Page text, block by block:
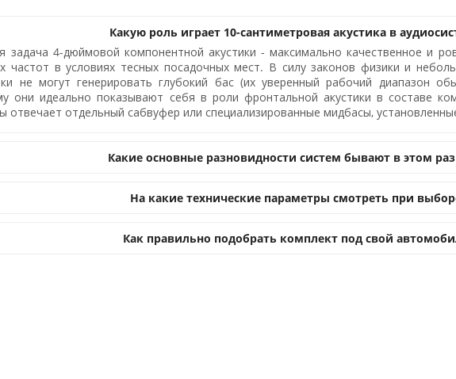
Какую роль играет 10-сантиметровая акустика в
задача 4-дюймовой компонентной акустики - максимально качественное и
частот в условиях тесных посадочных мест. В силу законов физики и
не могут генерировать глубокий бас (их уверенный рабочий диапазон
они идеально показывают себя в роли фронтальной акустики в составе
отвечает отдельный сабвуфер или специализированные мидбасы,
Какие основные разновидности систем бывают в этом
На какие технические параметры смотреть при
Как правильно подобрать комплект под свой